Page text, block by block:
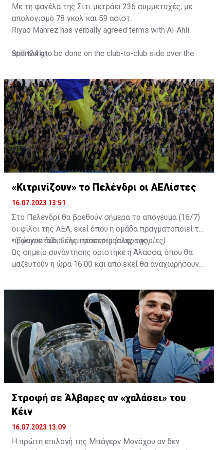
Με τη φανέλα της Σίτι μετράει 236 συμμετοχές, με
απολογισμό 78 γκολ και 59 ασίστ.
Riyad Mahrez has verbally agreed terms with Al-Ahli.
Still work to be done on the club-to-club side over the
Not a done deal yet, but Mahrez is keen on the move and
Al-Ahli hope to move fast.🇸🇦
pic.twitter.com/Z0SmniQXIP
— Ben Jacobs (@JacobsBen)July 15, 2023
sport24.gr
«Κιτρινίζουν» το Πελένδρι οι ΑΕΛίστες
16.07.2023 13:51
Στο Πελένδρι θα βρεθούν σήμερα το απόγευμα (16/7)
οι φίλοι της ΑΕΛ, εκεί όπου η ομάδα πραγματοποιεί το
πρώτο στάδιο της προετοιμασίας της.
•Έφυγαν δύο, θέλει τέσσερις (πληροφορίες)
Ως σημείο συνάντησης ορίστηκε η Άλασσα, όπου θα
μαζευτούν η ώρα 16:00 και από εκεί θα αναχωρήσουν
Στροφή σε Άλβαρες αν «χαλάσει» του
Κέιν
16.07.2023 13:09
Η πρώτη επιλογή της Μπάγερν Μονάχου αν δεν